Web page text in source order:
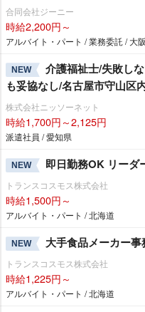
合同会社ジーニー
時給2,200円～
アルバイト・パート / 業務委託 / 大
NEW
介護福祉士/失敗し
も妥協なし/名古屋市守山区
株式会社ニッソーネット
時給1,700円～2,125円
派遣社員 / 愛知県
NEW 即日勤務OK リーダ
トランスコスモス株式会社
時給1,500円～
アルバイト・パート / 北海道
NEW 大手食品メーカー事
トランスコスモス株式会社
時給1,225円～
アルバイト・パート / 北海道